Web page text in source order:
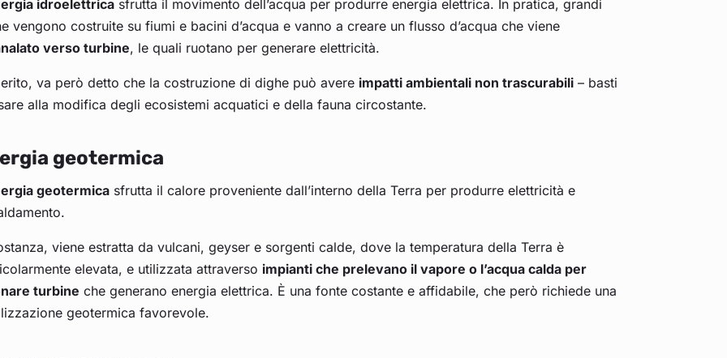
idroelettricasfrutta il movimento dell’acqua per produrre energia elettrica. In pratica, grandi
vengono costruite su fiumi e bacini d’acqua e vanno a creare un flusso d’acqua che viene
verso turbine, le quali ruotano per generare elettricità.
va però detto che la costruzione di dighe può avere impatti ambientali non trascurabili– basti
alla modifica degli ecosistemi acquatici e della fauna circostante.
geotermica
geotermicasfrutta il calore proveniente dall’interno della Terra per produrre elettricità e
viene estratta da vulcani, geyser e sorgenti calde, dove la temperatura della Terra è
elevata, e utilizzata attraverso impianti che prelevano il vapore o l’acqua calda per
turbine che generano energia elettrica. È una fonte costante e affidabile, che però richiede una
geotermica favorevole.